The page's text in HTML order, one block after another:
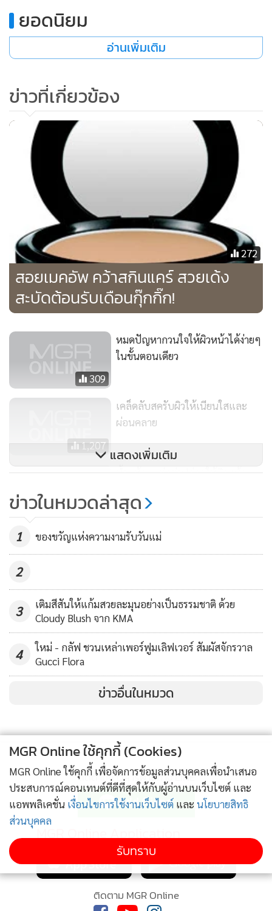
ป้องกันผิวหยาบกร้าน (amino-acid derivative) อันเป็นสาเหตุที่
ทำให้ผู้ใช้ส่วนใหญ่รู้สึกว่าผิวแลดูกระชับขึ้น
ใช้ปริมาณที่เหมาะสมครั้งละประมาณ 2 ml. ปั้มลงบนแผ่นสำลี
และตบเบาๆให้ทั่วผิวหน้า
อัปเดตข่าวในแวดวงสังคม กอสซิป แฟชั่น ความงาม และ
เที่ยว กิน ดื่ม เพิ่มเติมได้ที่
http://www.celeb-online.net
ยอดนิยม
อ่านเพิ่มเติม
ข่าวที่เกี่ยวข้อง
272
สอยเมคอัพ คว้าสกินแคร์ สวยเด้ง
สะบัดต้อนรับเดือนกุ๊กกิ๊ก!
309
หมดปัญหากวนใจให้ผิวหน้าได้ง่ายๆ
ในขั้นตอนเดียว
1,207
เคล็ดลับสครับผิวให้เนียนใสและ
ผ่อนคลาย
448
น้ำแห้ง...แต่อย่าปล่อยให้ผิวแห้ง
แสดงเพิ่มเติม
ข่าวในหมวดล่าสุด
1 ของขวัญแห่งความงามรับวันแม่
2
3
เติมสีสันให้แก้มสวยละมุนอย่างเป็นธรรมชาติ ด้วย
Cloudy Blush จาก KMA
4
ใหม่ - กลัฟ ชวนเหล่าเพอร์ฟูมเลิฟเวอร์ สัมผัสจักรวาล
Gucci Flora
ข่าวอื่นในหมวด
ติดตามข่าวสารผ่านทาง LINE
MGR Online Application
ติดตาม MGR Online
MGR Online ใช้คุกกี้ (Cookies)
MGR Online ใช้คุกกี้ เพื่อจัดการข้อมูลส่วนบุคคลเพื่อนำเสนอ
ประสบการณ์คอนเทนต์ที่ดีที่สุดให้กับผู้อ่านบนเว็บไซต์ และ
แอพพลิเคชั่น เงื่อนไขการใช้งานเว็บไซต์ และ นโยบายสิทธิ
ส่วนบุคคล
รับทราบ